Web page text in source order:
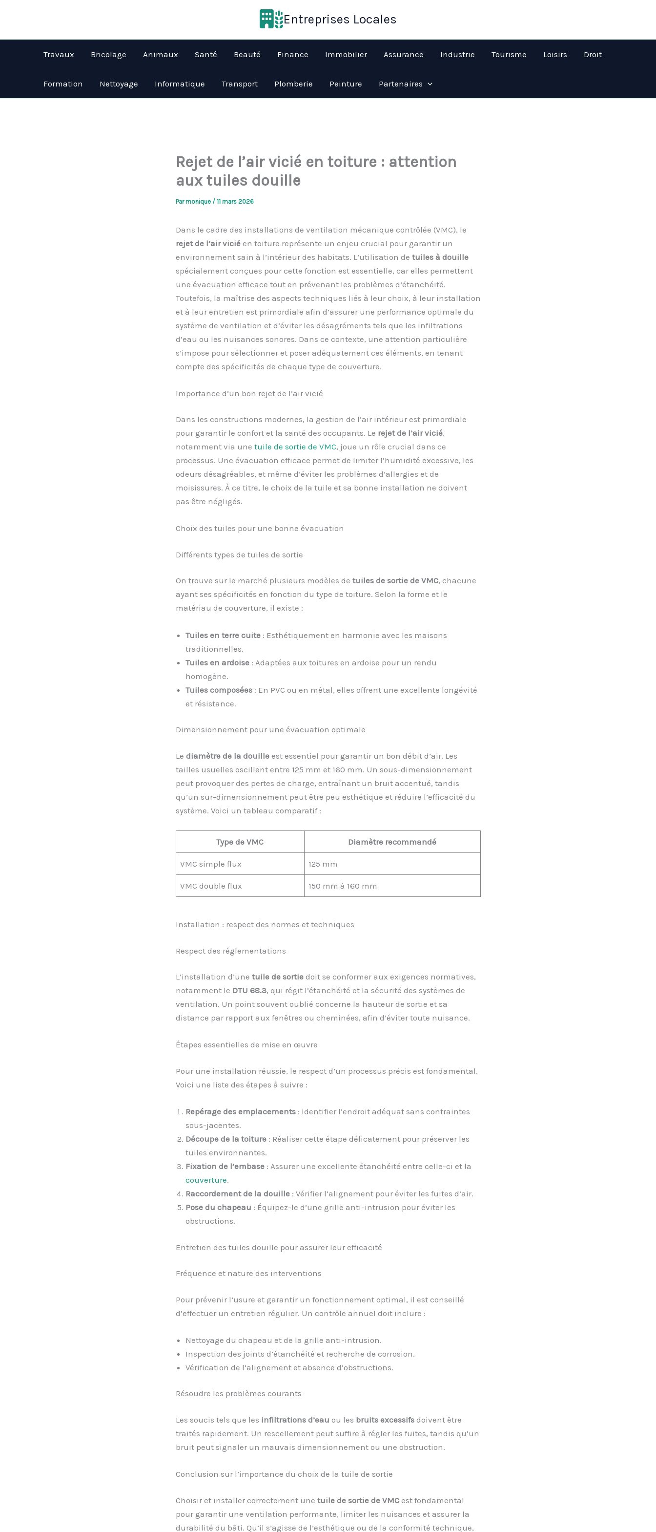
Entreprises Locales
Travaux Bricolage Animaux Santé Beauté Finance Immobilier Assurance Industrie Tourisme Loisirs Droit
Formation Nettoyage Informatique Transport Plomberie Peinture Partenaires
Rejet de l’air vicié en toiture : attention
aux tuiles douille
Parmonique / 11 mars 2026
Dans le cadre des installations de ventilation mécanique contrôlée (VMC), le
rejet de l’air viciéen toiture représente un enjeu crucial pour garantir un
environnement sain à l’intérieur des habitats. L’utilisation de tuiles à douille
spécialement conçues pour cette fonction est essentielle, car elles permettent
une évacuation efficace tout en prévenant les problèmes d’étanchéité.
Toutefois, la maîtrise des aspects techniques liés à leur choix, à leur installation
et à leur entretien est primordiale afin d’assurer une performance optimale du
système de ventilation et d’éviter les désagréments tels que les infiltrations
d’eau ou les nuisances sonores. Dans ce contexte, une attention particulière
s’impose pour sélectionner et poser adéquatement ces éléments, en tenant
compte des spécificités de chaque type de couverture.
Importance d’un bon rejet de l’air vicié
Dans les constructions modernes, la gestion de l’air intérieur est primordiale
pour garantir le confort et la santé des occupants. Le rejet de l’air vicié,
notamment via une tuile de sortie de VMC, joue un rôle crucial dans ce
processus. Une évacuation efficace permet de limiter l’humidité excessive, les
odeurs désagréables, et même d’éviter les problèmes d’allergies et de
moisissures. À ce titre, le choix de la tuile et sa bonne installation ne doivent
pas être négligés.
Choix des tuiles pour une bonne évacuation
Différents types de tuiles de sortie
On trouve sur le marché plusieurs modèles de tuiles de sortie de VMC, chacune
ayant ses spécificités en fonction du type de toiture. Selon la forme et le
matériau de couverture, il existe :
Tuiles en terre cuite: Esthétiquement en harmonie avec les maisons
traditionnelles.
Tuiles en ardoise: Adaptées aux toitures en ardoise pour un rendu
homogène.
Tuiles composées: En PVC ou en métal, elles offrent une excellente longévité
et résistance.
Dimensionnement pour une évacuation optimale
Le diamètre de la douilleest essentiel pour garantir un bon débit d’air. Les
tailles usuelles oscillent entre 125 mm et 160 mm. Un sous-dimensionnement
peut provoquer des pertes de charge, entraînant un bruit accentué, tandis
qu’un sur-dimensionnement peut être peu esthétique et réduire l’efficacité du
système. Voici un tableau comparatif :
Type de VMC Diamètre recommandé
VMC simple flux 125 mm
VMC double flux 150 mm à 160 mm
Installation : respect des normes et techniques
Respect des réglementations
L’installation d’une tuile de sortiedoit se conformer aux exigences normatives,
notamment le DTU 68.3, qui régit l’étanchéité et la sécurité des systèmes de
ventilation. Un point souvent oublié concerne la hauteur de sortie et sa
distance par rapport aux fenêtres ou cheminées, afin d’éviter toute nuisance.
Étapes essentielles de mise en œuvre
Pour une installation réussie, le respect d’un processus précis est fondamental.
Voici une liste des étapes à suivre :
Repérage des emplacements: Identifier l’endroit adéquat sans contraintes
sous-jacentes.
Découpe de la toiture: Réaliser cette étape délicatement pour préserver les
tuiles environnantes.
Fixation de l’embase: Assurer une excellente étanchéité entre celle-ci et la
couverture.
Raccordement de la douille: Vérifier l’alignement pour éviter les fuites d’air.
Pose du chapeau : Équipez-le d’une grille anti-intrusion pour éviter les
obstructions.
Entretien des tuiles douille pour assurer leur efficacité
Fréquence et nature des interventions
Pour prévenir l’usure et garantir un fonctionnement optimal, il est conseillé
d’effectuer un entretien régulier. Un contrôle annuel doit inclure :
Nettoyage du chapeau et de la grille anti-intrusion.
Inspection des joints d’étanchéité et recherche de corrosion.
Vérification de l’alignement et absence d’obstructions.
Résoudre les problèmes courants
Les soucis tels que les infiltrations d’eau ou les bruits excessifsdoivent être
traités rapidement. Un rescellement peut suffire à régler les fuites, tandis qu’un
bruit peut signaler un mauvais dimensionnement ou une obstruction.
Conclusion sur l’importance du choix de la tuile de sortie
Choisir et installer correctement une tuile de sortie de VMCest fondamental
pour garantir une ventilation performante, limiter les nuisances et assurer la
durabilité du bâti. Qu’il s’agisse de l’esthétique ou de la conformité technique,